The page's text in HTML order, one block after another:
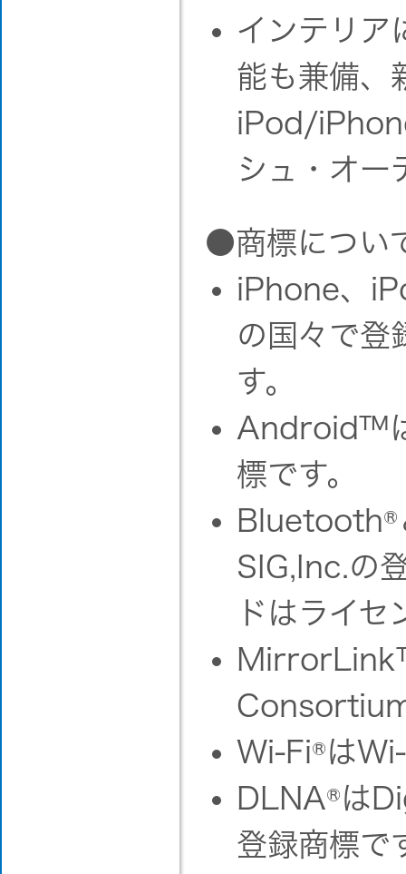
インテリア
能も兼備、
iPod/
シュ・オー
●商標につい
iPhone、
の国々で登
す。
Android™
標です。
Bluetooth®
SIG,Inc.の
ドはライセ
Wi-Fi®は
DLNA®は
登録商標で